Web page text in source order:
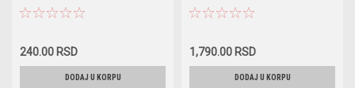
5962J9 / 5962K0 / 5962K2 /
59624G / 59625K / 59626L /
240.00 RSD
DODAJ U KORPU
1,790.00 RSD
DODAJ U KORPU